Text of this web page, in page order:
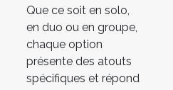
Que ce soit en solo,
en duo ou en groupe,
chaque option
présente des atouts
spécifiques et répond